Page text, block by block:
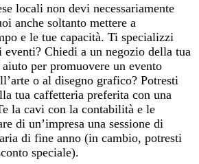
locali non devi necessariamente
anche soltanto mettere a
e le tue capacità. Ti specializzi
eventi? Chiedi a un negozio della tua
per promuovere un evento
o al disegno grafico? Potresti
tua caffetteria preferita con una
la cavi con la contabilità e le
di un’impresa una sessione di
di fine anno (in cambio, potresti
speciale).